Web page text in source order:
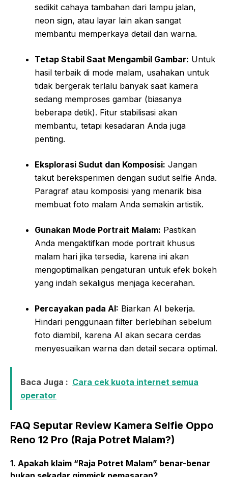
sedikit cahaya tambahan dari lampu jalan,
neon sign, atau layar lain akan sangat
membantu memperkaya detail dan warna.
Tetap Stabil Saat Mengambil Gambar: Untuk
hasil terbaik di mode malam, usahakan untuk
tidak bergerak terlalu banyak saat kamera
sedang memproses gambar (biasanya
beberapa detik). Fitur stabilisasi akan
membantu, tetapi kesadaran Anda juga
penting.
Eksplorasi Sudut dan Komposisi: Jangan
takut bereksperimen dengan sudut selfie Anda.
Paragraf atau komposisi yang menarik bisa
membuat foto malam Anda semakin artistik.
Gunakan Mode Portrait Malam: Pastikan
Anda mengaktifkan mode portrait khusus
malam hari jika tersedia, karena ini akan
mengoptimalkan pengaturan untuk efek bokeh
yang indah sekaligus menjaga kecerahan.
Percayakan pada AI: Biarkan AI bekerja.
Hindari penggunaan filter berlebihan sebelum
foto diambil, karena AI akan secara cerdas
menyesuaikan warna dan detail secara optimal.
Baca Juga : Cara cek kuota internet semua
operator
FAQ Seputar Review Kamera Selfie Oppo
Reno 12 Pro (Raja Potret Malam?)
1. Apakah klaim “Raja Potret Malam” benar-benar